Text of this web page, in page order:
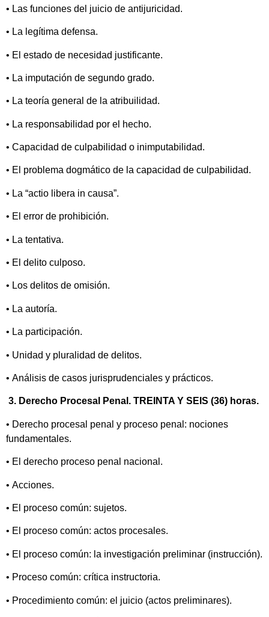
• Las funciones del juicio de antijuricidad.
• La legítima defensa.
• El estado de necesidad justificante.
• La imputación de segundo grado.
• La teoría general de la atribuilidad.
• La responsabilidad por el hecho.
• Capacidad de culpabilidad o inimputabilidad.
• El problema dogmático de la capacidad de culpabilidad.
• La “actio libera in causa”.
• El error de prohibición.
• La tentativa.
• El delito culposo.
• Los delitos de omisión.
• La autoría.
• La participación.
• Unidad y pluralidad de delitos.
• Análisis de casos jurisprudenciales y prácticos.
3. Derecho Procesal Penal. TREINTA Y SEIS (36) horas.
• Derecho procesal penal y proceso penal: nociones
fundamentales.
• El derecho proceso penal nacional.
• Acciones.
• El proceso común: sujetos.
• El proceso común: actos procesales.
• El proceso común: la investigación preliminar (instrucción).
• Proceso común: crítica instructoria.
• Procedimiento común: el juicio (actos preliminares).